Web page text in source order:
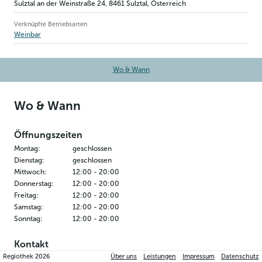
Sulztal an der Weinstraße 24, 8461 Sulztal, Österreich
Verknüpfte Betriebsarten
Weinbar
Wo & Wann
Wo & Wann
Öffnungszeiten
Montag:
geschlossen
Dienstag:
geschlossen
Mittwoch: 12:00 - 20:00
Donnerstag: 12:00 - 20:00
Freitag: 12:00 - 20:00
Samstag: 12:00 - 20:00
Sonntag: 12:00 - 20:00
Kontakt
Skalnik´s Platzl
Regiothek2026 Über uns Leistungen Impressum Datenschutz